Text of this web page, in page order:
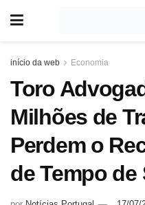
início da web Economia
Toro
Milhões de
Perdem o
de Tempo de